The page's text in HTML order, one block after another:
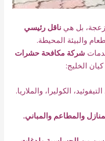
بل هي ناقل رئيسي
والبيئة المحيطة.
شركة مكافحة حشرات
الخليج:
الكوليرا، والملاريا.
والمطاعم والمباني.